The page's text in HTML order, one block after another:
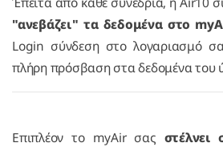
"ανεβάζει" τα δεδομένα στο
Login σύνδεση στο λογαριασμό
πλήρη πρόσβαση στα δεδομένα του
Επιπλέον το myAir σας στέλνει